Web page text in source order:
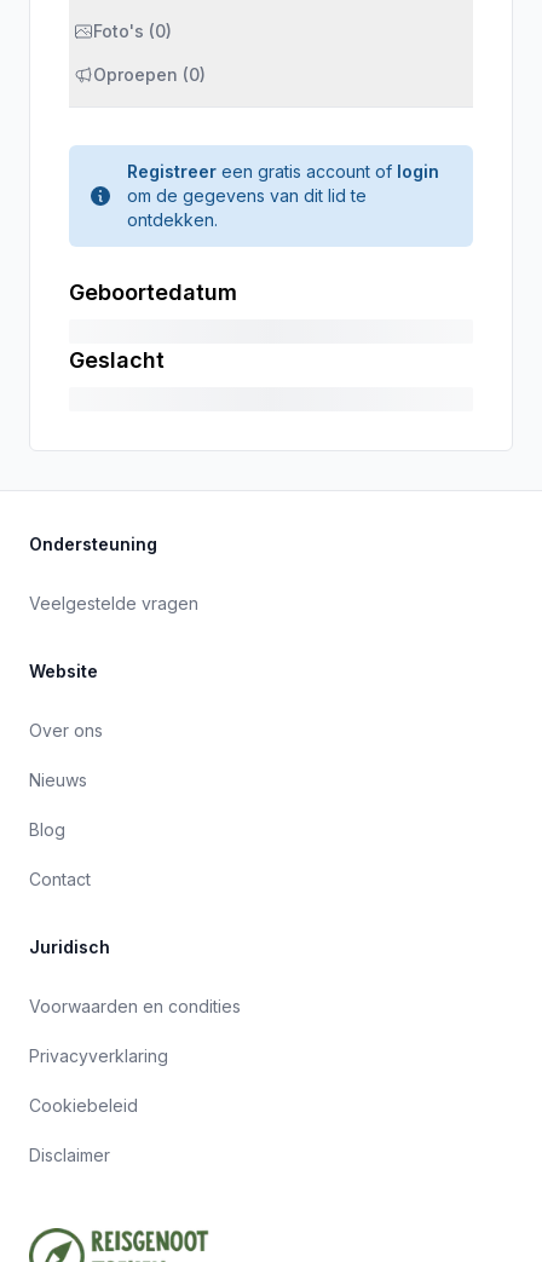
Foto's (0)
Oproepen (0)
Registreer een gratis account of login
om de gegevens van dit lid te
ontdekken.
Geboortedatum
Geslacht
Ondersteuning
Veelgestelde vragen
Website
Over ons
Nieuws
Blog
Contact
Juridisch
Voorwaarden en condities
Privacyverklaring
Cookiebeleid
Disclaimer